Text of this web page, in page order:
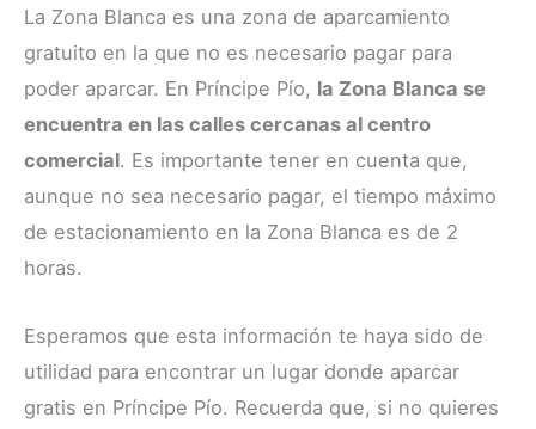
La Zona Blanca es una zona de aparcamiento
gratuito en la que no es necesario pagar para
poder aparcar. En Príncipe Pío, la Zona Blanca se
encuentra en las calles cercanas al centro
comercial. Es importante tener en cuenta que,
aunque no sea necesario pagar, el tiempo máximo
de estacionamiento en la Zona Blanca es de 2
horas.
Esperamos que esta información te haya sido de
utilidad para encontrar un lugar donde aparcar
gratis en Príncipe Pío. Recuerda que, si no quieres